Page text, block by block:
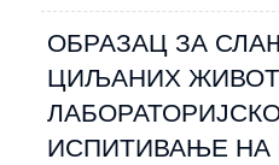
ОБРАЗАЦ ЗА
ЦИЉАНИХ
ИСПИТИВАЊЕ НА